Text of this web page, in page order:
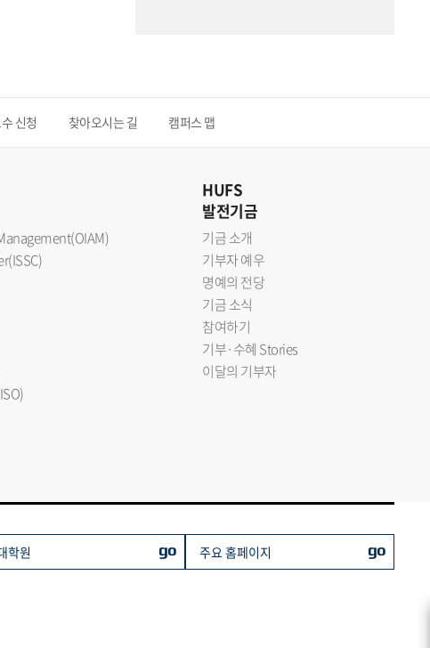
신청 찾아오시는 길 캠퍼스 맵
HUFS
발전기금
기금 소개
기부자 예우
명예의 전당
기금 소식
참여하기
기부·수혜 Stories
이달의 기부자
학원 go 주요 홈페이지 go